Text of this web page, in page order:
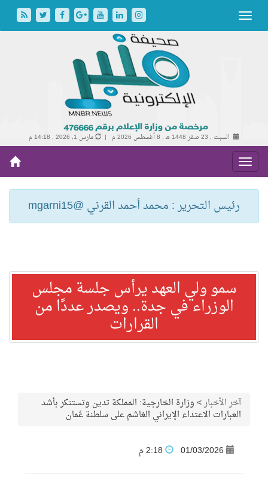
السبت , 23 صفر 1448 هـ , 8 أغسطس 2026 م | مارس 1, 2026 , 14:18 م
رئيس التحرير : محمد أحمد القرني @mgarni15
سمو ولي العهد يرأس جلسة مجلس
الوزراء في جدة.. ويصدر عددًا من
القرارات
آخر الأخبار>وزارة الخارجية: المملكة تدين وتستنكر بأشد
العبارات الاعتداء الإيراني الغاشم على سلطنة عُمان
01/03/2026